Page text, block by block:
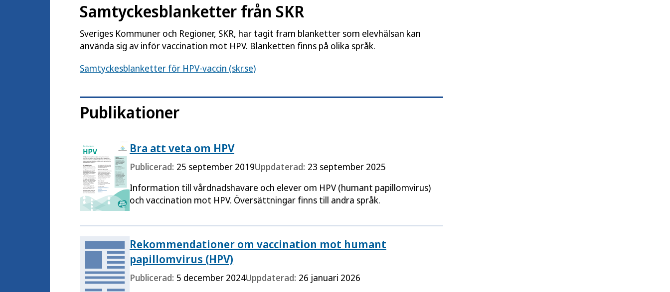
Samtyckesblanketter från SKR
Sveriges Kommuner och Regioner, SKR, har tagit fram blanketter som elevhälsan kan
använda sig av inför vaccination mot HPV. Blanketten finns på olika språk.
Samtyckesblanketter för HPV-vaccin (skr.se)
Publikationer
Bra att veta om HPV
Publicerad: 25 september 2019Uppdaterad: 23 september 2025
Information till vårdnadshavare och elever om HPV (humant papillomvirus)
och vaccination mot HPV. Översättningar finns till andra språk.
Rekommendationer om vaccination mot humant
papillomvirus (HPV)
Publicerad: 5 december 2024Uppdaterad: 26 januari 2026